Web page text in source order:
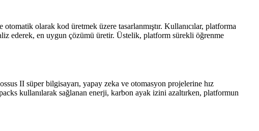
olarak kod üretmek üzere tasarlanmıştır. Kullanıcılar, platforma
ederek, en uygun çözümü üretir. Üstelik, platform sürekli öğrenme
II süper bilgisayarı, yapay zeka ve otomasyon projelerine hız
kullanılarak sağlanan enerji, karbon ayak izini azaltırken, platformun